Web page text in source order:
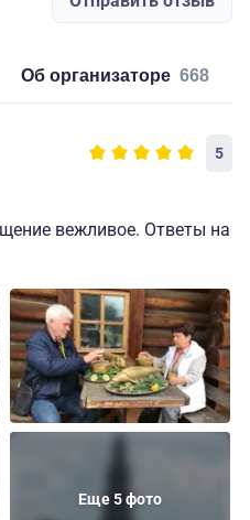
об организаторе 668
5
вежливое. Ответы на
Еще 5 фото